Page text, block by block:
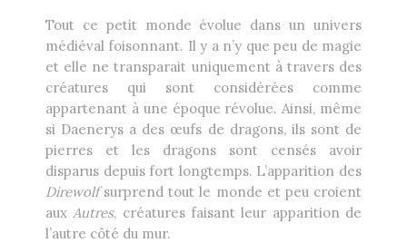
Tout ce petit monde évolue dans un univers
médiéval foisonnant. Il y a n’y que peu de magie
et elle ne transparait uniquement à travers des
créatures qui sont considérées comme
appartenant à une époque révolue. Ainsi, même
si Daenerys a des œufs de dragons, ils sont de
pierres et les dragons sont censés avoir
disparus depuis fort longtemps. L’apparition des
Direwolfsurprend tout le monde et peu croient
auxAutres, créatures faisant leur apparition de
l’autre côté du mur.